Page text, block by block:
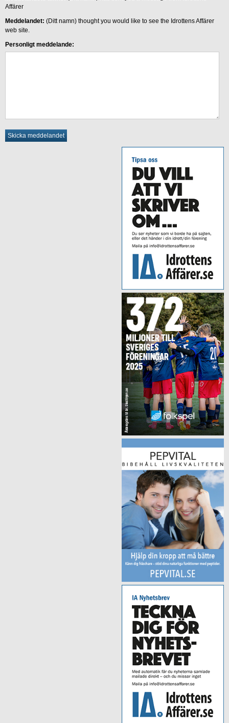
Affärer
Meddelandet: (Ditt namn) thought you would like to see the Idrottens Affärer
web site.
Personligt meddelande: